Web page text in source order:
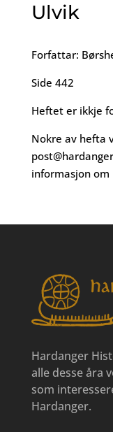
Ulvik
Forfattar:
Side 442
Heftet er ikkje
Nokre av hefta
informasjon om
Hardanger
alle desse åra
som
Hardanger.